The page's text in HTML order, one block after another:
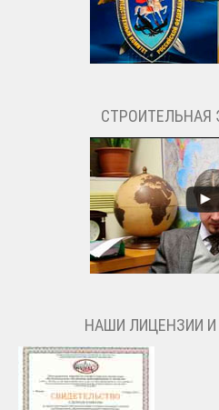
СТРОИТЕЛЬНАЯ
НАШИ ЛИЦЕНЗИИ